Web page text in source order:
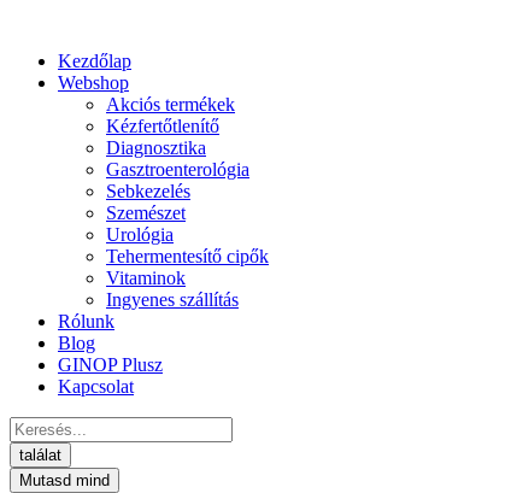
Kezdőlap
Webshop
Akciós termékek
Kézfertőtlenítő
Diagnosztika
Gasztroenterológia
Sebkezelés
Szemészet
Urológia
Tehermentesítő cipők
Vitaminok
Ingyenes szállítás
Rólunk
Blog
GINOP Plusz
Kapcsolat
Search
...találat
Mutasd mind